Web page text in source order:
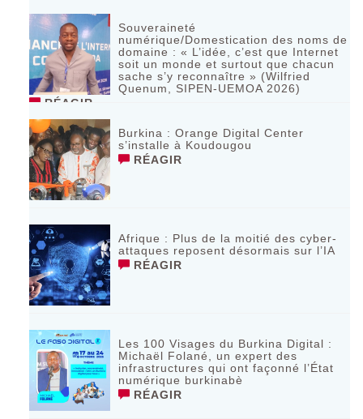
Souveraineté
numérique/Domestication des noms de
domaine : « L’idée, c’est que Internet
soit un monde et surtout que chacun
sache s’y reconnaître » (Wilfried
Quenum, SIPEN-UEMOA 2026)
RÉAGIR
Burkina : Orange Digital Center
s’installe à Koudougou
RÉAGIR
Afrique : Plus de la moitié des cyber-
attaques reposent désormais sur l’IA
RÉAGIR
Les 100 Visages du Burkina Digital :
Michaël Folané, un expert des
infrastructures qui ont façonné l’État
numérique burkinabè
RÉAGIR